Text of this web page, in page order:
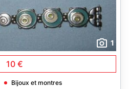
1
10 €
Bijoux et montres